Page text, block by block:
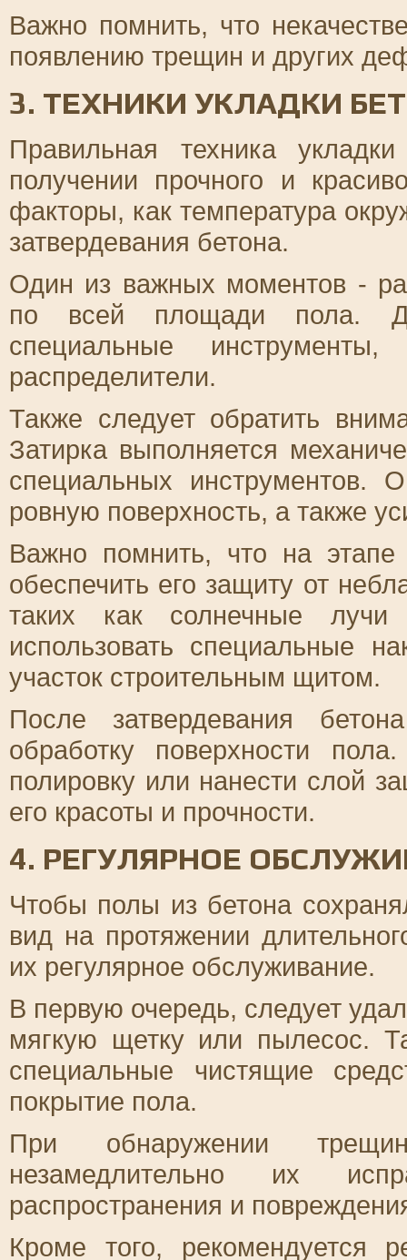
Важно помнить, что
появлению трещин и других
3. ТЕХНИКИ УКЛАДКИ
Правильная техника
получении прочного и
факторы, как температура
затвердевания бетона.
Один из важных моментов -
по всей площади пола.
специальные
распределители.
Также следует обратить
Затирка выполняется
специальных инструментов.
ровную поверхность, а также
Важно помнить, что на этапе
обеспечить его защиту от
таких как солнечные
использовать специальные
участок строительным щитом.
После затвердевания
обработку поверхности
полировку или нанести слой
его красоты и прочности.
4. РЕГУЛЯРНОЕ
Чтобы полы из бетона
вид на протяжении
их регулярное обслуживание.
В первую очередь, следует
мягкую щетку или пылесос.
специальные чистящие
покрытие пола.
При обнаружении
незамедлительно их
распространения и
Кроме того, рекомендуется